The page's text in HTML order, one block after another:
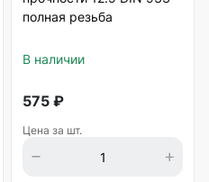
полная резьба
В наличии
575 ₽
Цена за шт.